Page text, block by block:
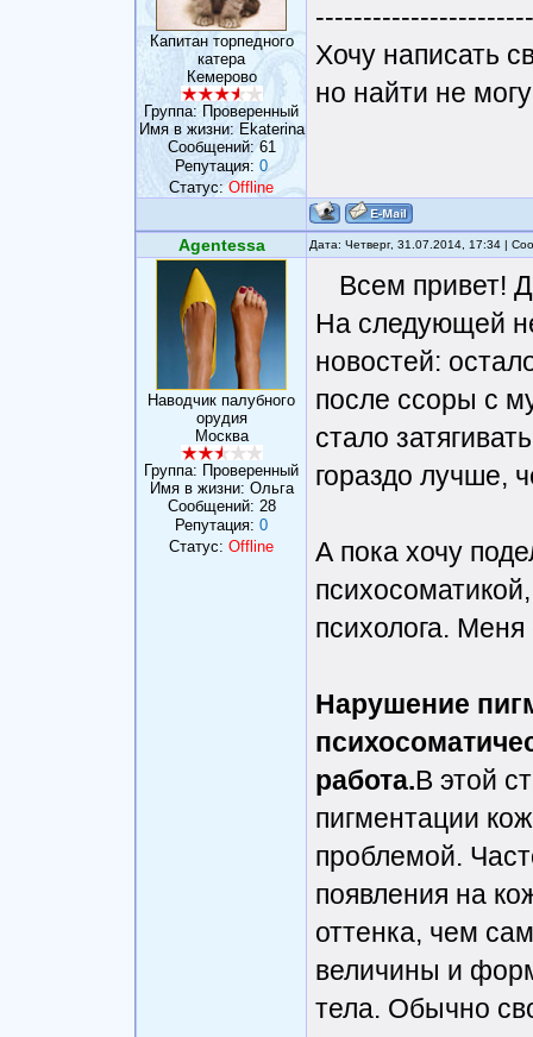
Капитан торпедного
катера
Кемерово
Группа: Проверенный
Имя в жизни: Ekaterina
Сообщений:61
Репутация: 0
Статус:Offline
Хочу написать
но найти не
Agentessa Дата: Четверг, 31.07.2014, 17:34 |
Наводчик палубного
орудия
Москва
Группа: Проверенный
Имя в жизни: Ольга
Сообщений: 28
Репутация: 0
Статус: Offline
Всем привет!
На следующей
новостей:
после ссоры с
стало
гораздо лучше,
А пока хочу
психолога.
Нарушение
работа.В этой
пигментации
проблемой.
появления на
оттенка, чем
величины и
тела. Обычно